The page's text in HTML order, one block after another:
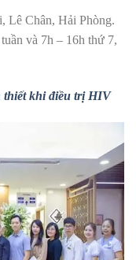
Lê Chân, Hải Phòng.
và 7h – 16h thứ 7,
thiết khi điều trị HIV